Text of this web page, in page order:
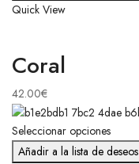
Quick View
Coral
42.00€
Seleccionar opciones
Añadir a la lista de deseos